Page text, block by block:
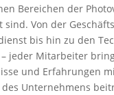
Bereichen der
sind. Von der
bis hin zu den
jeder Mitarbeiter
und Erfahrungen
Unternehmens